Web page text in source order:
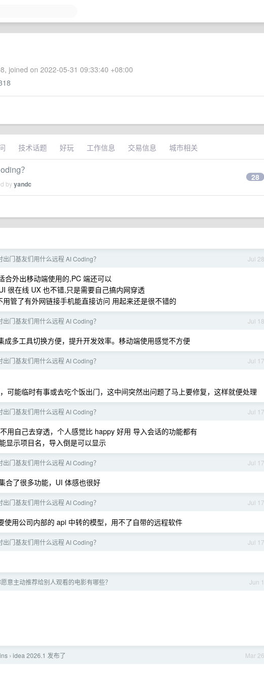
joined on 2022-05-31 09:33:40 +08:00
技术话题 好玩 工作信息 交易信息 城市相关
？
byyandc
28
Jul 28
出门基友们用什么远程 AI Coding？
合外出移动端使用的,PC 端还可以
很在线 UX 也不错,只是需要自己搞内网穿透
管了有外网链接手机能直接访问 用起来还是很不错的
Jul 18
出门基友们用什么远程 AI Coding？
成多工具切换方便，提升开发效率。移动端使用感觉不方便
Jul 17
出门基友们用什么远程 AI Coding？
可能临时有事或去吃个饭出门，这中间突然出问题了马上要修复，这样就便处理
Jul 17
出门基友们用什么远程 AI Coding？
用自己去穿透，个人感觉比 happy 好用 导入会话的功能都有
显示项目名，导入倒是可以显示
Jul 17
出门基友们用什么远程 AI Coding？
合了很多功能，UI 体感也很好
Jul 17
出门基友们用什么远程 AI Coding？
使用公司内部的 api 中转的模型，用不了自带的远程软件
Jul 17
出门基友们用什么远程 AI Coding？
Jun 1
意主动推荐给别人观看的电影有哪些？
Mar 26
› idea 2026.1 发布了